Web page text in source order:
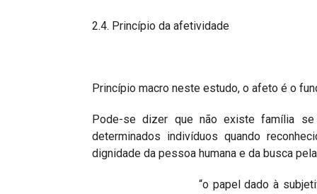
2.4. Princípio da afetividade
Princípio macro neste estudo, o afeto é o
Pode-se dizer que não existe família
determinados indivíduos quando
dignidade da pessoa humana e da busca
“o papel dado à